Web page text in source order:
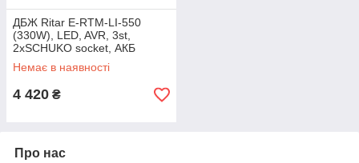
ДБЖ Ritar E-RTM-LI-550
(330W), LED, AVR, 3st,
2xSCHUKO socket, АКБ
LiFePO4x12V92Wh, metal
Case (210*85*140) 1,9кг
Немає в наявності
4 420 ₴
Про нас